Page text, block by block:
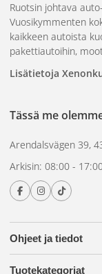
Ohjeet ja tiedot
Tuotekategoriat
Ruotsin johtava
Vuosikymmenten
kaikkeen autoista
pakettiautoihin,
Lisätietoja
Tässä me
Arendalsvägen 39,
Arkisin: 08:00 -